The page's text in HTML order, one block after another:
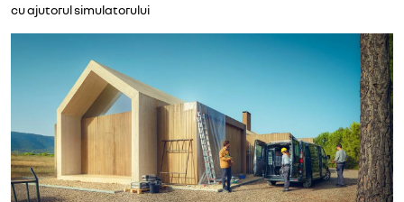
cu ajutorul simulatorului